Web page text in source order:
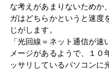
な考えがあまりないためか
ガはどちらかというと速度
じがします。
「光回線＝ネット通信が
メージがあるようで、１０
ッサリしているパソコンに